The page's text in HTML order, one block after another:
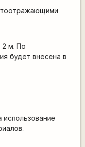
2 м. По
будет внесена в
использование